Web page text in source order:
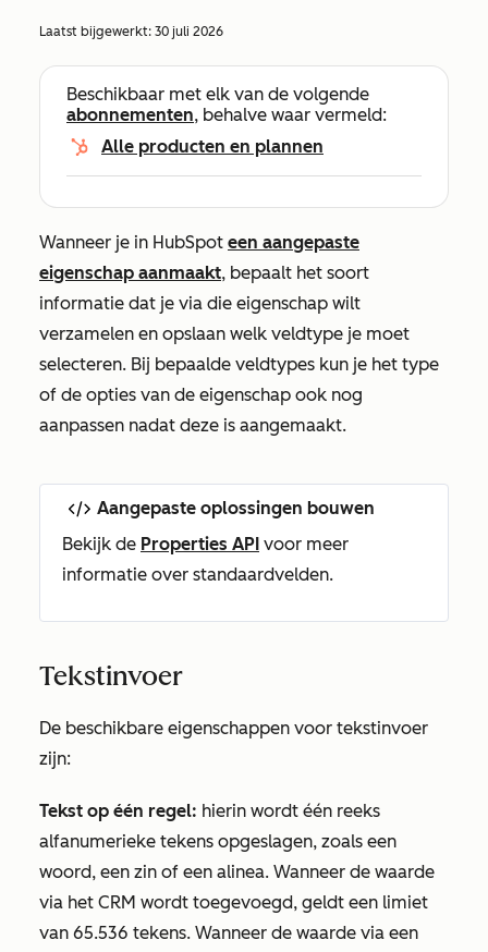
Laatst bijgewerkt: 30 juli 2026
Beschikbaar met elk van de volgende
abonnementen, behalve waar vermeld:
Alle producten en plannen
Wanneer je in HubSpot een aangepaste
eigenschap aanmaakt, bepaalt het soort
informatie dat je via die eigenschap wilt
verzamelen en opslaan welk veldtype je moet
selecteren. Bij bepaalde veldtypes kun je het type
of de opties van de eigenschap ook nog
aanpassen nadat deze is aangemaakt.
Aangepaste oplossingen bouwen
Bekijk de Properties API voor meer
informatie over standaardvelden.
Tekstinvoer
De beschikbare eigenschappen voor tekstinvoer
zijn:
Tekst op één regel: hierin wordt één reeks
alfanumerieke tekens opgeslagen, zoals een
woord, een zin of een alinea. Wanneer de waarde
via het CRM wordt toegevoegd, geldt een limiet
van 65.536 tekens. Wanneer de waarde via een